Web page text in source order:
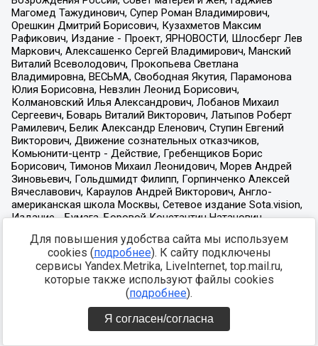
Для повышения удобства сайта мы используем
cookies (подробнее). К сайту подключены
сервисы Yandex.Metrika, LiveInternet, top.mail.ru,
которые также используют файлы cookies
(подробнее).
Я согласен/согласна